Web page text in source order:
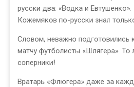
русски два: «Водка и
Кожемяков по-русски знал
Словом, неважно подготовились
матчу футболисты «Шлягера». То
соперники!
Вратарь «Флюгера» даже за